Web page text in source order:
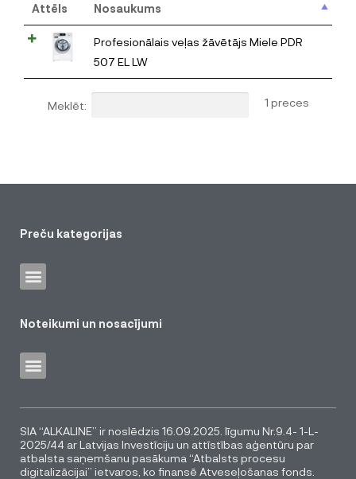
Attēls Nosaukums
Profesionālais veļas žāvētājs Miele PDR
507 EL LW
Meklēt: 1 preces
Preču kategorijas
Noteikumi un nosacījumi
SIA “ALKALINE” ir noslēdzis 16.09.2025. līgumu Nr.9.4- 1-L-
2025/44 ar Latvijas Investīciju un attīstības aģentūru par
atbalsta saņemšanu pasākuma “Atbalsts procesu
digitalizācijai” ietvaros, ko finansē Atveseļošanas fonds.